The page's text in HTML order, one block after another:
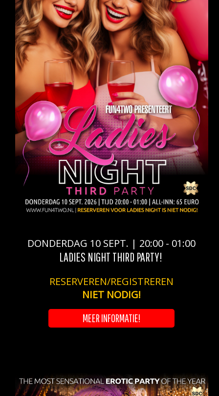
DONDERDAG 10 SEPT. | 20:00 - 01:00
LADIES NIGHT THIRD PARTY!
RESERVEREN/REGISTREREN
NIET NODIG!
MEER INFORMATIE!